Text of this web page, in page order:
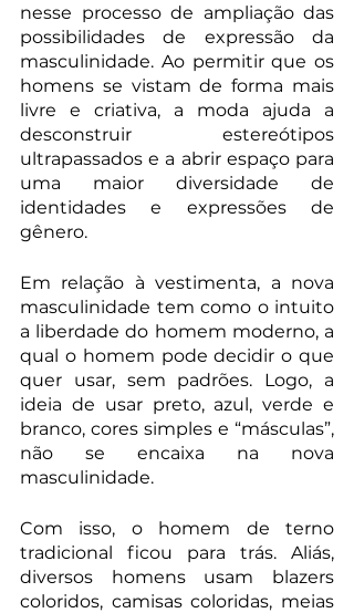
nesse processo de ampliação das
possibilidades de expressão da
masculinidade. Ao permitir que os
homens se vistam de forma mais
livre e criativa, a moda ajuda a
desconstruir estereótipos
ultrapassados e a abrir espaço para
uma maior diversidade de
identidades e expressões de
gênero.
Em relação à vestimenta, a nova
masculinidade tem como o intuito
a liberdade do homem moderno, a
qual o homem pode decidir o que
quer usar, sem padrões. Logo, a
ideia de usar preto, azul, verde e
branco, cores simples e “másculas”,
não se encaixa na nova
masculinidade.
Com isso, o homem de terno
tradicional ficou para trás. Aliás,
diversos homens usam blazers
coloridos, camisas coloridas, meias